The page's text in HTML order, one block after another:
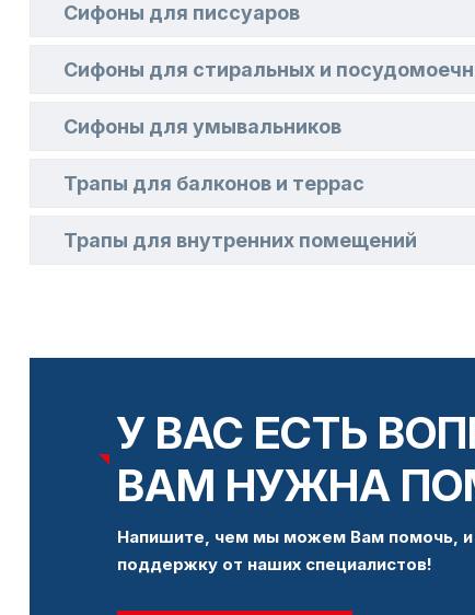
Сифоны для писсуаров
Сифоны для стиральных и
Сифоны для умывальников
Трапы для балконов и террас
Трапы для внутренних помещений
У ВАС ЕСТЬ
ВАМ НУЖНА
Напишите, чем мы можем Вам помочь, и
поддержку от наших специалистов!